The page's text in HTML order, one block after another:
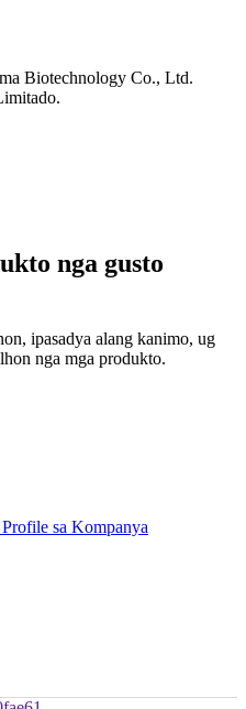
Biotechnology Co., Ltd.
nga gusto
ipasadya alang kanimo, ug
nga mga produkto.
sa Kompanya